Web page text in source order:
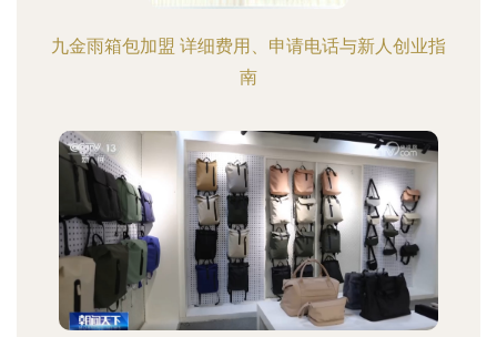
九金雨箱包加盟 详细费用、申请电话与新人创业指
南